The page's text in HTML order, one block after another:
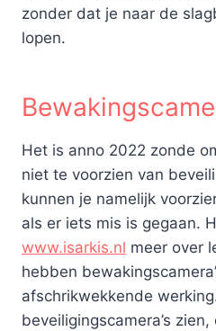
zonder dat je naar de
lopen.
Het is anno 2022 zonde
niet te voorzien van
kunnen je namelijk
als er iets mis is gegaan.
www.isarkis.nl meer over
hebben
afschrikwekkende
beveiligingscamera’s